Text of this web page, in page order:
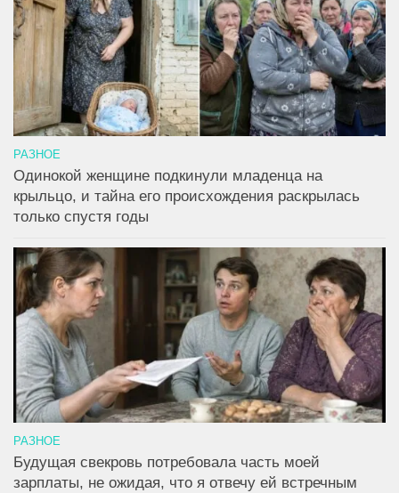
РАЗНОЕ
Одинокой женщине подкинули младенца на
крыльцо, и тайна его происхождения раскрылась
только спустя годы
РАЗНОЕ
Будущая свекровь потребовала часть моей
зарплаты, не ожидая, что я отвечу ей встречным